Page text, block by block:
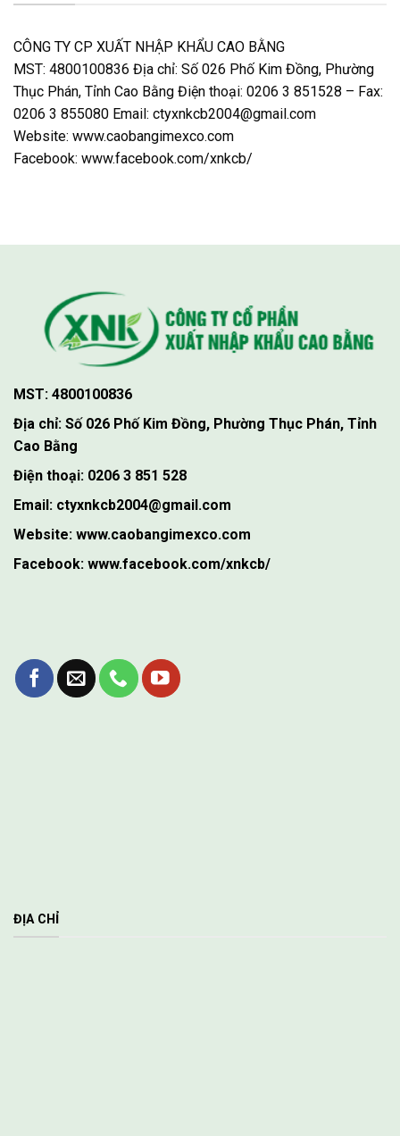
CÔNG TY CP XUẤT NHẬP KHẨU CAO BẰNG
MST: 4800100836 Địa chỉ: Số 026 Phố Kim Đồng, Phường
Thục Phán, Tỉnh Cao Bằng Điện thoại: 0206 3 851528 – Fax:
0206 3 855080 Email: ctyxnkcb2004@gmail.com
Website: www.caobangimexco.com
Facebook: www.facebook.com/xnkcb/
MST: 4800100836
Địa chỉ: Số 026 Phố Kim Đồng, Phường Thục Phán, Tỉnh
Cao Bằng
Điện thoại: 0206 3 851 528
Email: ctyxnkcb2004@gmail.com
Website: www.caobangimexco.com
Facebook: www.facebook.com/xnkcb/
ĐỊA CHỈ